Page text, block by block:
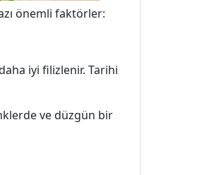
önemli faktörler:
iyi filizlenir. Tarihi
ve düzgün bir